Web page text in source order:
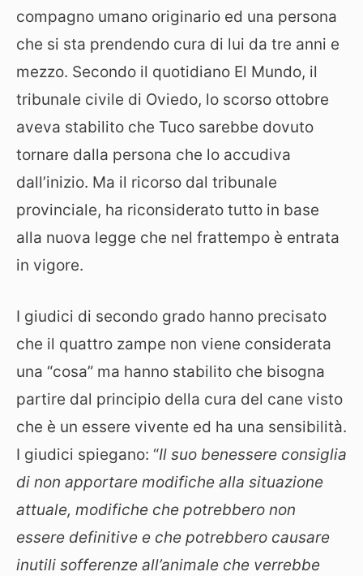
compagno umano originario ed una persona
che si sta prendendo cura di lui da tre anni e
mezzo. Secondo il quotidiano El Mundo, il
tribunale civile di Oviedo, lo scorso ottobre
aveva stabilito che Tuco sarebbe dovuto
tornare dalla persona che lo accudiva
dall’inizio. Ma il ricorso dal tribunale
provinciale, ha riconsiderato tutto in base
alla nuova legge che nel frattempo è entrata
in vigore.
I giudici di secondo grado hanno precisato
che il quattro zampe non viene considerata
una “cosa” ma hanno stabilito che bisogna
partire dal principio della cura del cane visto
che è un essere vivente ed ha una sensibilità.
I giudici spiegano: “Il suo benessere consiglia
di non apportare modifiche alla situazione
attuale, modifiche che potrebbero non
essere definitive e che potrebbero causare
inutili sofferenze all’animale che verrebbe